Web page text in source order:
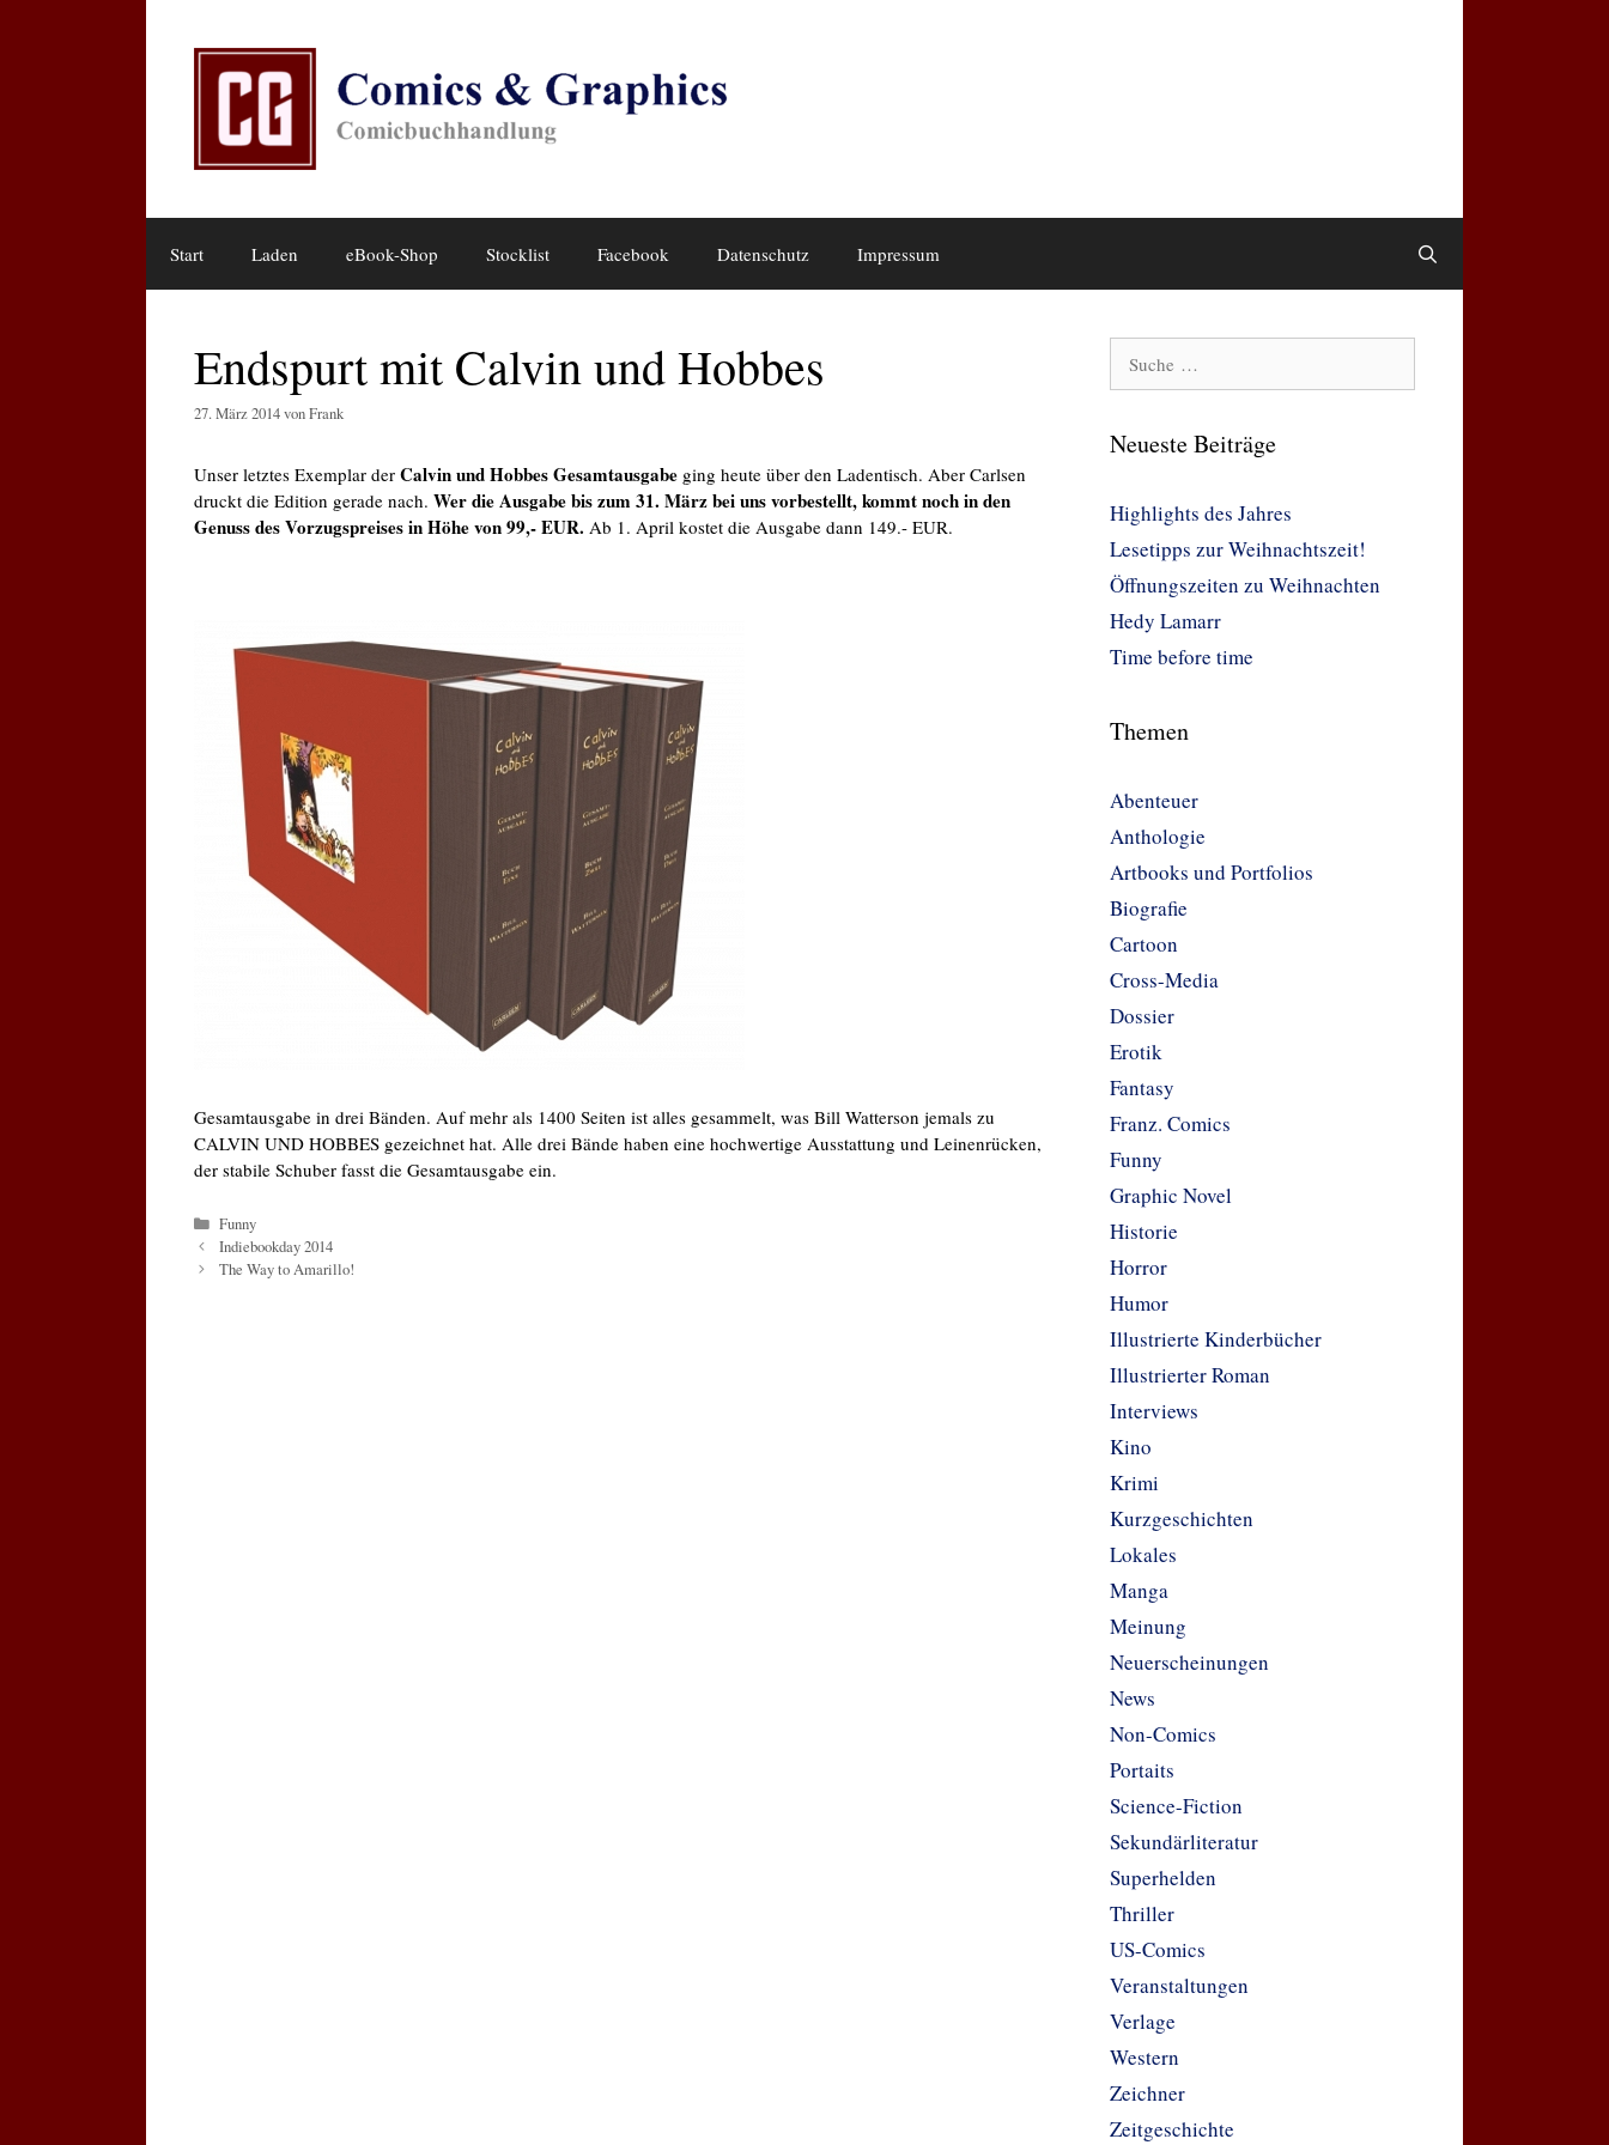
Start Laden eBook-Shop Stocklist Facebook Datenschutz Impressum
Endspurt mit Calvin und Hobbes
27. März 2014vonFrank
Unser letztes Exemplar der Calvin und Hobbes Gesamtausgabe ging heute über den Ladentisch. Aber Carlsen
druckt die Edition gerade nach. Wer die Ausgabe bis zum 31. März bei uns vorbestellt, kommt noch in den
Genuss des Vorzugspreises in Höhe von 99,- EUR. Ab 1. April kostet die Ausgabe dann 149.- EUR.
Gesamtausgabe in drei Bänden. Auf mehr als 1400 Seiten ist alles gesammelt, was Bill Watterson jemals zu
CALVIN UND HOBBES gezeichnet hat. Alle drei Bände haben eine hochwertige Ausstattung und Leinenrücken,
der stabile Schuber fasst die Gesamtausgabe ein.
Kategorien
Funny
Indiebookday 2014
The Way to Amarillo!
Neueste Beiträge
Highlights des Jahres
Lesetipps zur Weihnachtszeit!
Öffnungszeiten zu Weihnachten
Hedy Lamarr
Time before time
Themen
Abenteuer
Anthologie
Artbooks und Portfolios
Biografie
Cartoon
Cross-Media
Dossier
Erotik
Fantasy
Franz. Comics
Funny
Graphic Novel
Historie
Horror
Humor
Illustrierte Kinderbücher
Illustrierter Roman
Interviews
Kino
Krimi
Kurzgeschichten
Lokales
Manga
Meinung
Neuerscheinungen
News
Non-Comics
Portaits
Science-Fiction
Sekundärliteratur
Superhelden
Thriller
US-Comics
Veranstaltungen
Verlage
Western
Zeichner
Zeitgeschichte